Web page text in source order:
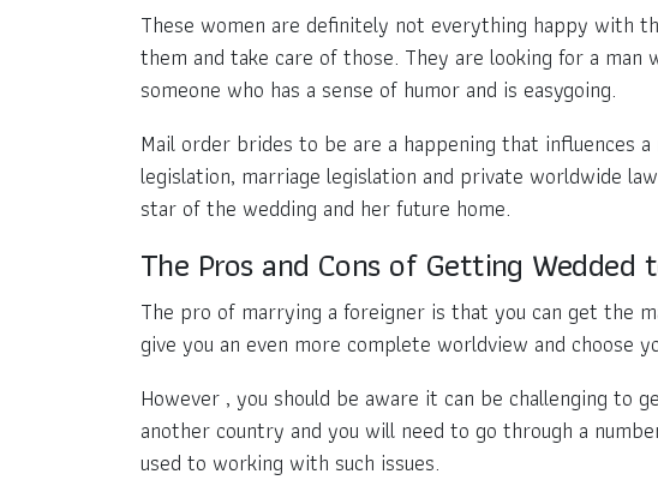
These women are definitely not everything happy with
them and take care of those. They are looking for a
someone who has a sense of humor and is easygoing.
Mail order brides to be are a happening that influences
legislation, marriage legislation and private worldwide
star of the wedding and her future home.
The Pros and Cons of Getting Wedded
The pro of marrying a foreigner is that you can get the
give you an even more complete worldview and choose
However , you should be aware it can be challenging to
another country and you will need to go through a
used to working with such issues.